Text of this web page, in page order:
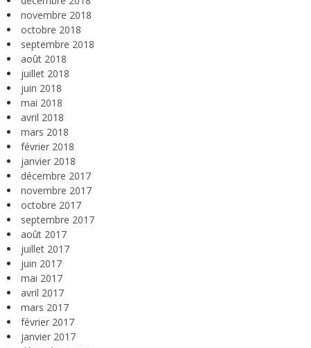
novembre 2018
octobre 2018
septembre 2018
août 2018
juillet 2018
juin 2018
mai 2018
avril 2018
mars 2018
février 2018
janvier 2018
décembre 2017
novembre 2017
octobre 2017
septembre 2017
août 2017
juillet 2017
juin 2017
mai 2017
avril 2017
mars 2017
février 2017
janvier 2017